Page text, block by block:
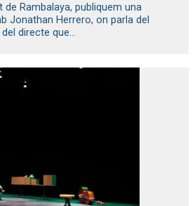
Rambalaya, publiquem una
Jonathan Herrero, on parla del
directe que...